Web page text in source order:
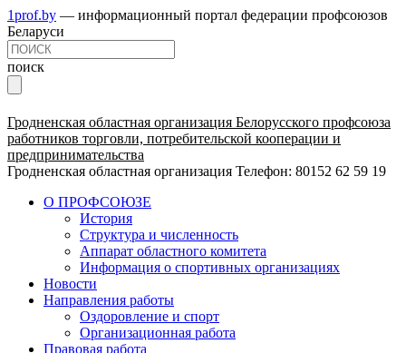
1prof.by — информационный портал федерации профсоюзов
Беларуси
поиск
Гродненская областная организация Белорусского профсоюза
работников торговли, потребительской кооперации и
предпринимательства
Гродненская областная организация Телефон: 80152 62 59 19
О ПРОФСОЮЗЕ
История
Структура и численность
Аппарат областного комитета
Информация о спортивных организациях
Новости
Направления работы
Оздоровление и спорт
Организационная работа
Правовая работа